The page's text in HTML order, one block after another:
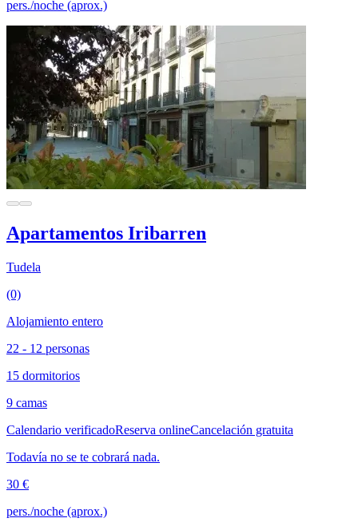
pers./noche (aprox.)
Apartamentos Iribarren
Tudela
(0)
Alojamiento entero
22 - 12 personas
15 dormitorios
9 camas
Calendario verificadoReserva onlineCancelación gratuita
Todavía no se te cobrará nada.
30 €
pers./noche (aprox.)